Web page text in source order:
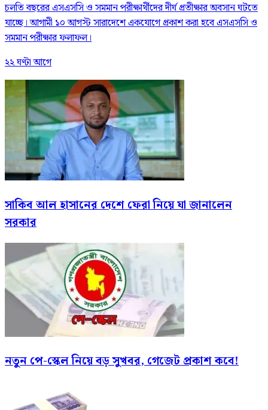
চলতি বছরের এসএসসি ও সমমান পরীক্ষার্থীদের দীর্ঘ প্রতীক্ষার অবসান ঘটতে
যাচ্ছে। আগামী ১০ আগস্ট সারাদেশে একযোগে প্রকাশ করা হবে এসএসসি ও
সমমান পরীক্ষার ফলাফল।
২২ ঘণ্টা আগে
সাকিব আল হাসানের দেশে ফেরা নিয়ে যা জানালেন
সরকার
নতুন পে-স্কেল নিয়ে বড় সুখবর, গেজেট প্রকাশ কবে!